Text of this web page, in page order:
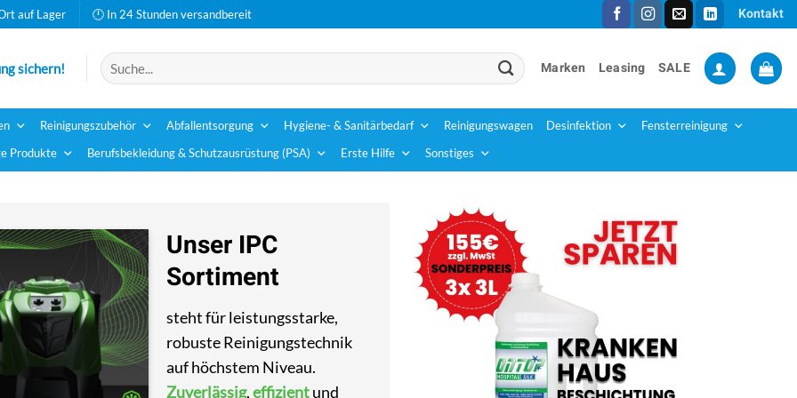
auf Lager 🕛 In 24 Stunden versandbereit Kontakt
sichern!
Suchen
nach:
Marken Leasing SALE
Reinigungszubehör Abfallentsorgung Hygiene- & Sanitärbedarf Reinigungswagen Desinfektion Fensterreinigung
Produkte Berufsbekleidung & Schutzausrüstung (PSA) Erste Hilfe Sonstiges
Unser IPC
Sortiment
steht für leistungsstarke,
robuste Reinigungstechnik
auf höchstem Niveau.
Zuverlässig,effizient und